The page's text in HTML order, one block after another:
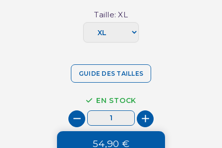
Taille: XL
GUIDE DES TAILLES
EN STOCK
54,90 €